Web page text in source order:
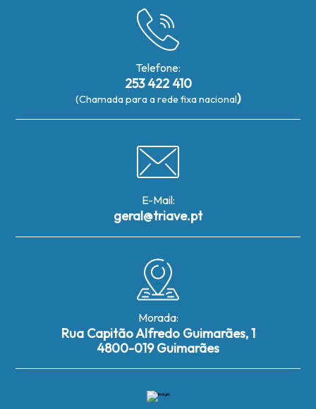
Telefone:
253 422 410
(Chamada para a rede fixa nacional)
E-Mail:
geral@triave.pt
Morada:
Rua Capitão Alfredo Guimarães, 1
4800-019 Guimarães